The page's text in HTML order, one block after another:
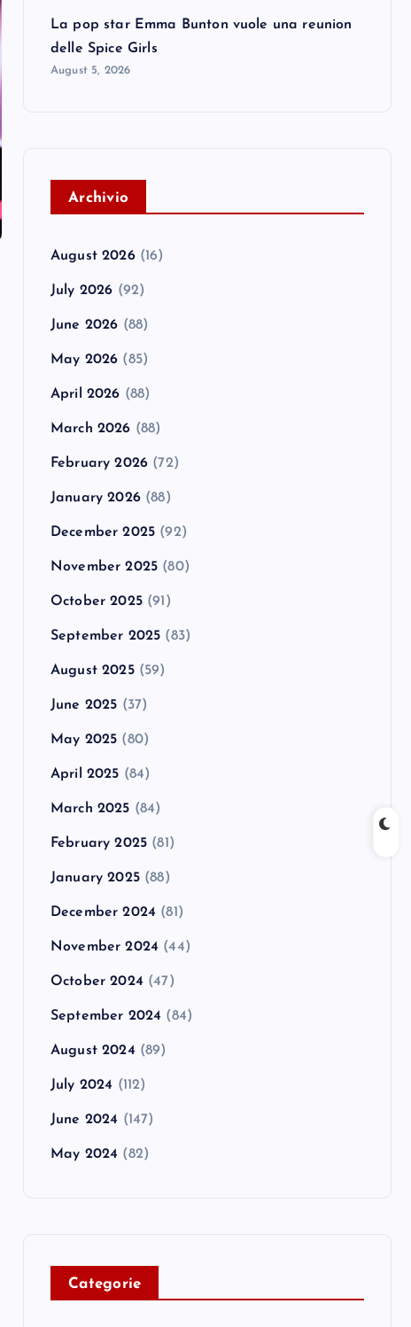
La pop star Emma Bunton vuole una reunion
delle Spice Girls
August 5, 2026
Archivio
August 2026(16)
July 2026 (92)
June 2026 (88)
May 2026 (85)
April 2026 (88)
March 2026 (88)
February 2026 (72)
January 2026(88)
December 2025 (92)
November 2025 (80)
October 2025(91)
September 2025 (83)
August 2025(59)
June 2025 (37)
May 2025 (80)
April 2025 (84)
March 2025 (84)
February 2025 (81)
January 2025(88)
December 2024 (81)
November 2024 (44)
October 2024 (47)
September 2024 (84)
August 2024 (89)
July 2024 (112)
June 2024 (147)
May 2024 (82)
Categorie